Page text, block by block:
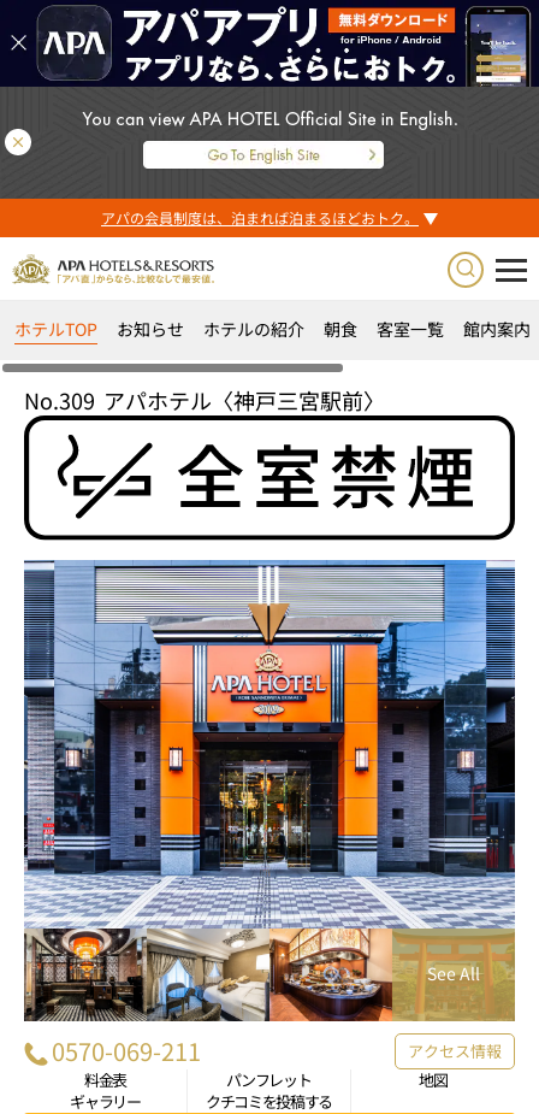
アパの会員制度は、泊まれば泊まるほどおトク。
ホテルTOP お知らせ ホテルの紹介 朝食 客室一覧 館内案内
No.309 アパホテル〈神戸三宮駅前〉
0570-069-211
アクセス情報
料金表
パンフレット
地図
ギャラリー
クチコミを投稿する